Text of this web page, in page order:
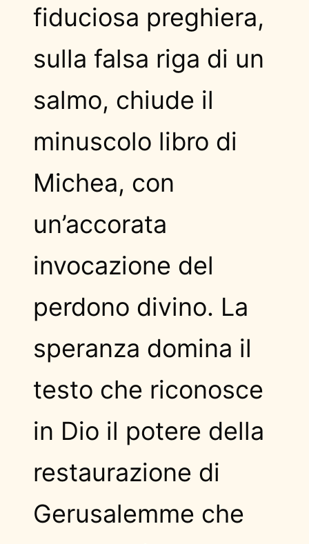
fiduciosa preghiera,
sulla falsa riga di un
salmo, chiude il
minuscolo libro di
Michea, con
un’accorata
invocazione del
perdono divino. La
speranza domina il
testo che riconosce
in Dio il potere della
restaurazione di
Gerusalemme che